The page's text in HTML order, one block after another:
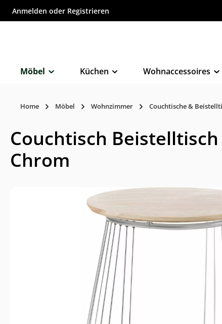
springen
Anmelden oder Registrieren
Möbel Küchen Wohnaccessoires
Home Möbel Wohnzimmer Couchtische &
Couchtisch
Chrom